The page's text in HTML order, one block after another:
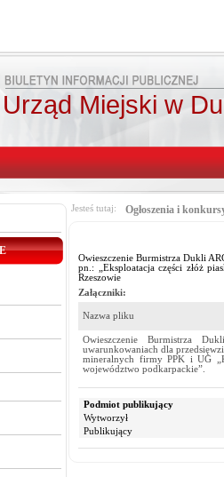
Urząd Miejski w
Jesteś tutaj: Ogłoszenia i
Owieszczenie Burmistrza Dukli
pn.: „Eksploatacja części złóż
Rzeszowie
Załączniki:
Nazwa pliku
Owieszczenie Burmistrza
uwarunkowaniach dla
mineralnych firmy PPK i UG
województwo podkarpackie”.
Podmiot publikujący
Wytworzył
Publikujący